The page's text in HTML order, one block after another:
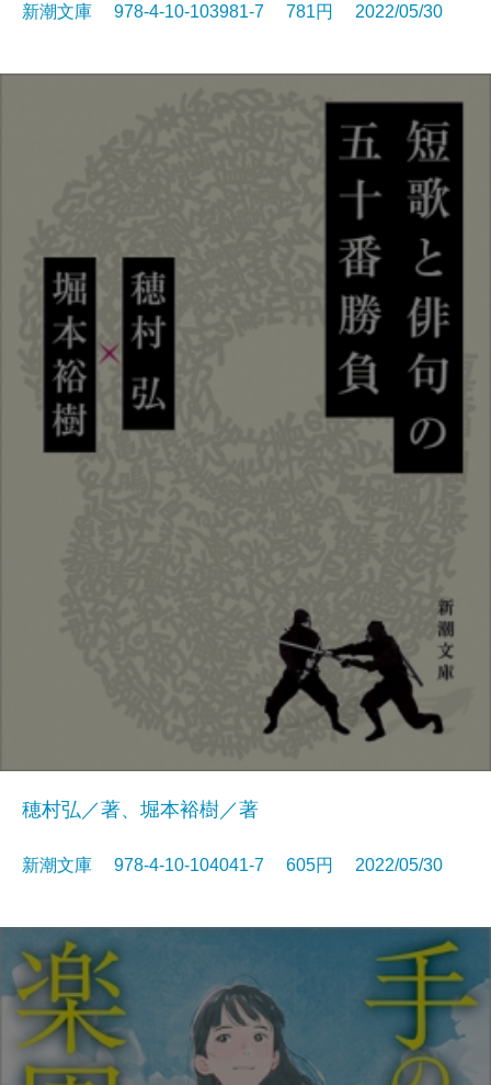
新潮文庫 978-4-10-103981-7 781円 2022/05/30
穂村弘／著、堀本裕樹／著
新潮文庫 978-4-10-104041-7 605円 2022/05/30